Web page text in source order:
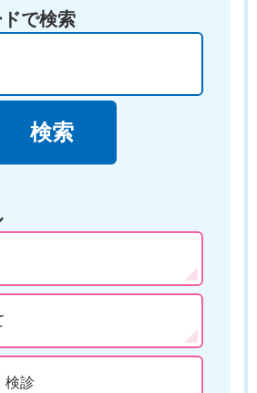
で検索
検診